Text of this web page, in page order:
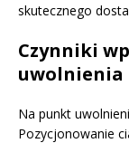
skutecznego
Czynniki
uwolnienia
Na punkt
Pozycjonowanie